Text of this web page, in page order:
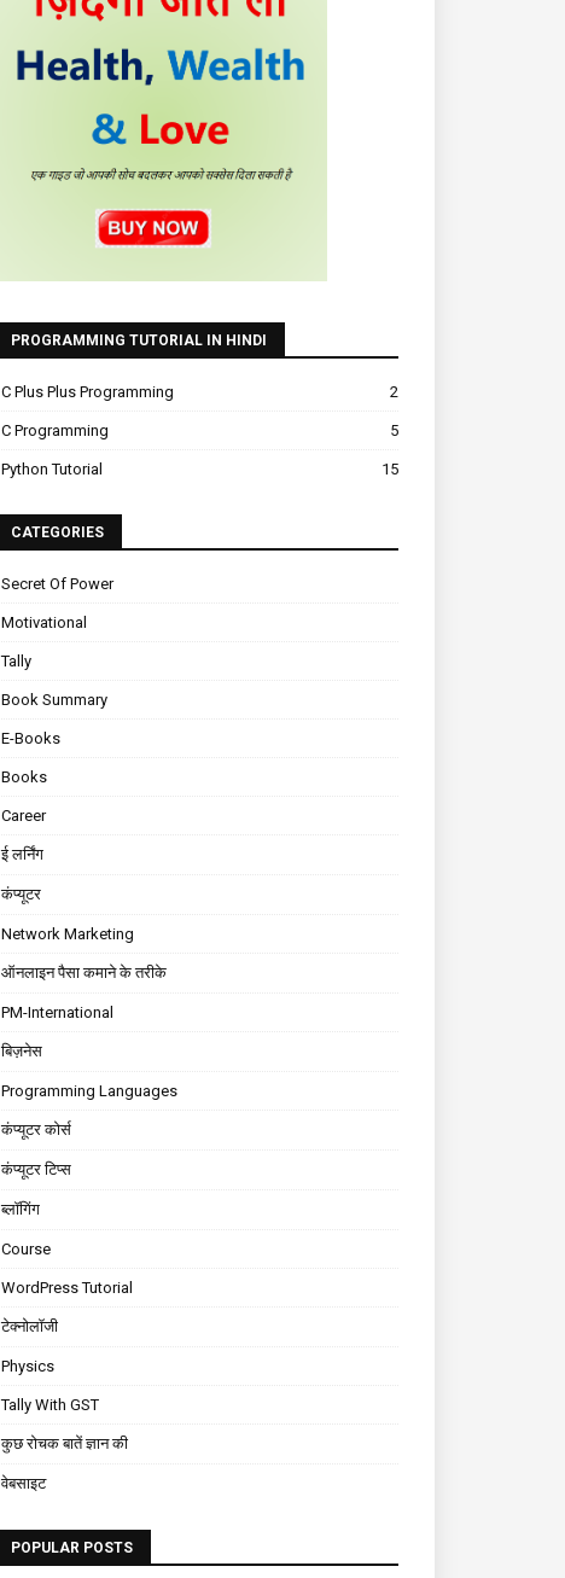
PROGRAMMING TUTORIAL IN HINDI
C Plus Plus Programming 2
C Programming 5
Python Tutorial 15
CATEGORIES
Secret Of Power
Motivational
Tally
Book Summary
E-Books
Books
Career
ई लर्निंग
कंप्यूटर
Network Marketing
ऑनलाइन पैसा कमाने के तरीके
PM-International
बिज़नेस
Programming Languages
कंप्यूटर कोर्स
कंप्यूटर टिप्स
ब्लॉगिंग
Course
WordPress Tutorial
टेक्नोलॉजी
Physics
Tally With GST
कुछ रोचक बातें ज्ञान की
वेबसाइट
POPULAR POSTS